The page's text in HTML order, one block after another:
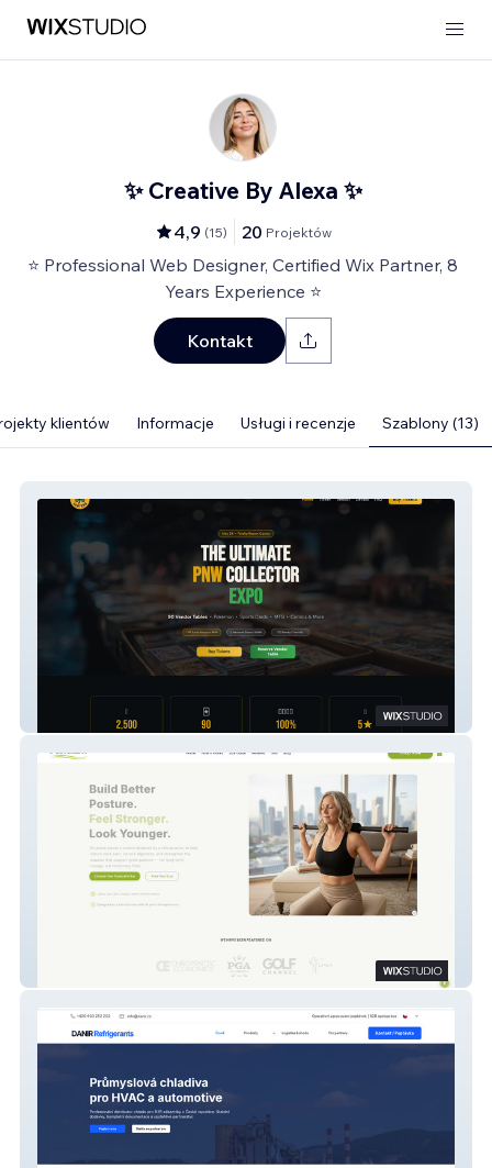
✨ Creative By Alexa ✨
4,9 (15) 20 Projektów
⭐ Professional Web Designer, Certified Wix Partner, 8
Years Experience ⭐
Kontakt
klientów Informacje Usługi i recenzje Szablony (13)
Luckie Looters